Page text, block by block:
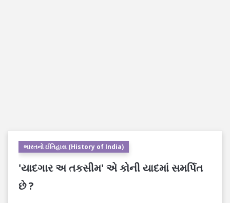
ભારતનો ઈતિહાસ (History of India)
'યાદગાર અ તકસીમ' એ કોની યાદમાં સમર્પિત
છે ?